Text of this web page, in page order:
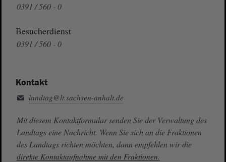
0391 / 560 - 0
Besucherdienst
0391 / 560 - 0
Kontakt
landtag@lt.sachsen-anhalt.de
Mit diesem Kontaktformular senden Sie der Verwaltung des
Landtags eine Nachricht. Wenn Sie sich an die Fraktionen
des Landtags richten möchten, dann empfehlen wir die
direkte Kontaktaufnahme mit den Fraktionen.